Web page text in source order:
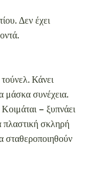
Δεν έχει
Κάνει
μάσκα συνέχεια.
– ξυπνάει
πλαστική σκληρή
σταθεροποιηθούν